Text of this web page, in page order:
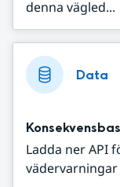
denna vägled...
Data
Ladda ner API
vädervarningar